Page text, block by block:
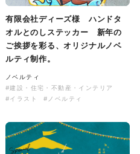
有限会社ディーズ様 ハンドタ
オルとのしステッカー 新年の
ご挨拶を彩る、オリジナルノベ
ルティ制作。
ノベルティ
#建設・住宅・不動産・インテリア
#イラスト
#ノベルティ